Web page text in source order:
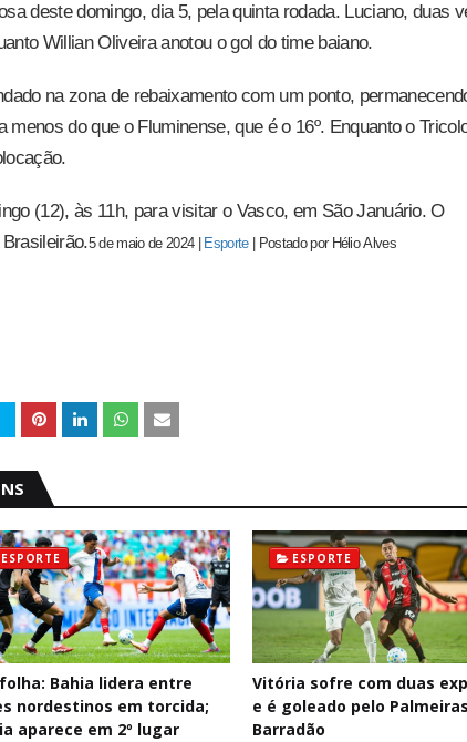
deste domingo, dia 5, pela quinta rodada. Luciano, duas
Willian Oliveira anotou o gol do time baiano.
na zona de rebaixamento com um ponto,
do que o Fluminense, que é o 16º. Enquanto o
(12), às 11h, para visitar o Vasco, em São Januário. O
5 de maio de 2024| Esporte| Postado por Hélio Alves
ESPORTE
Bahia lidera entre
nordestinos em torcida;
aparece em 2º lugar
ESPORTE
Vitória sofre com duas
e é goleado pelo
Barradão